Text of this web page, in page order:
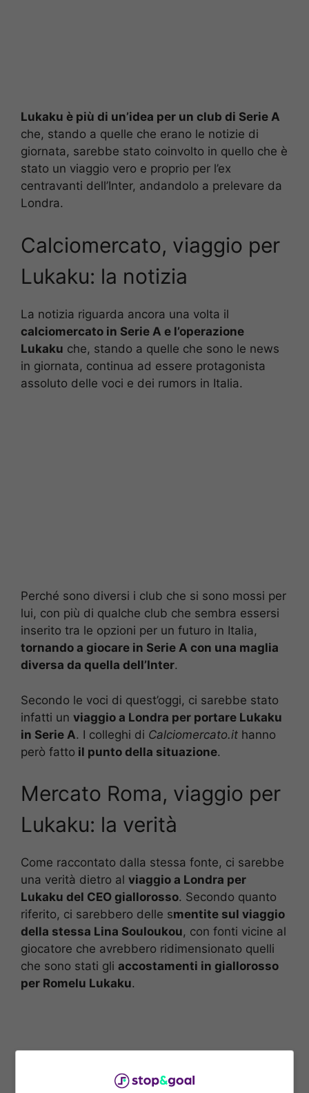
Lukaku è più di un’idea per un club di Serie A
che, stando a quelle che erano le notizie di
giornata, sarebbe stato coinvolto in quello che è
stato un viaggio vero e proprio per l’ex
centravanti dell’Inter, andandolo a prelevare da
Londra.
Calciomercato, viaggio per
Lukaku: la notizia
La notizia riguarda ancora una volta il
calciomercato in Serie A e l’operazione
Lukaku che, stando a quelle che sono le news
in giornata, continua ad essere protagonista
assoluto delle voci e dei rumors in Italia.
Perché sono diversi i club che si sono mossi per
lui, con più di qualche club che sembra essersi
inserito tra le opzioni per un futuro in Italia,
tornando a giocare in Serie A con una maglia
diversa da quella dell’Inter.
Secondo le voci di quest’oggi, ci sarebbe stato
infatti un viaggio a Londra per portare Lukaku
in Serie A. I colleghi di Calciomercato.it hanno
però fatto il punto della situazione.
Mercato Roma, viaggio per
Lukaku: la verità
Come raccontato dalla stessa fonte, ci sarebbe
una verità dietro al viaggio a Londra per
Lukaku del CEO giallorosso. Secondo quanto
riferito, ci sarebbero delle smentite sul viaggio
della stessa Lina Souloukou, con fonti vicine al
giocatore che avrebbero ridimensionato quelli
che sono stati gli accostamenti in giallorosso
per Romelu Lukaku.